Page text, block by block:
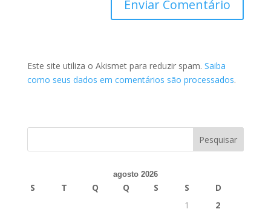
Este site utiliza o Akismet para reduzir spam. Saiba
como seus dados em comentários são processados.
agosto 2026
S T Q Q S S
D
1
2